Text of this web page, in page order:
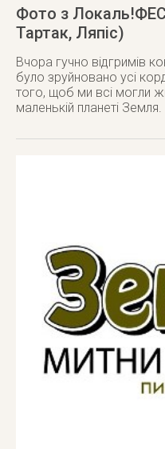
Фото з
Тартак, Ляпіс)
Вчора гучно відгримів
було зруйновано усі
того, щоб ми всi могли
маленькiй планетi Земля.